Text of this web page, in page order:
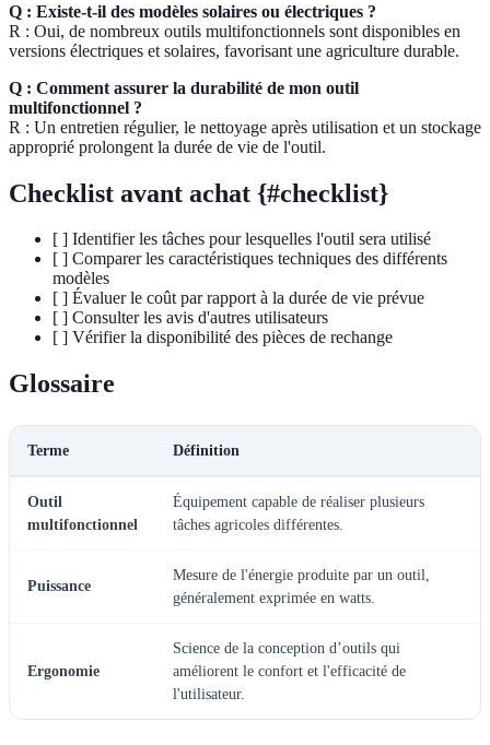
Q : Existe-t-il des modèles solaires ou électriques ?
R : Oui, de nombreux outils multifonctionnels sont disponibles en
versions électriques et solaires, favorisant une agriculture durable.
Q : Comment assurer la durabilité de mon outil
multifonctionnel ?
R : Un entretien régulier, le nettoyage après utilisation et un stockage
approprié prolongent la durée de vie de l'outil.
Checklist avant achat {#checklist}
[ ] Identifier les tâches pour lesquelles l'outil sera utilisé
[ ] Comparer les caractéristiques techniques des différents
modèles
[ ] Évaluer le coût par rapport à la durée de vie prévue
[ ] Consulter les avis d'autres utilisateurs
[ ] Vérifier la disponibilité des pièces de rechange
Glossaire
Terme Définition
Outil
multifonctionnel
Équipement capable de réaliser plusieurs
tâches agricoles différentes.
Puissance
Mesure de l'énergie produite par un outil,
généralement exprimée en watts.
Ergonomie
Science de la conception d’outils qui
améliorent le confort et l'efficacité de
l'utilisateur.